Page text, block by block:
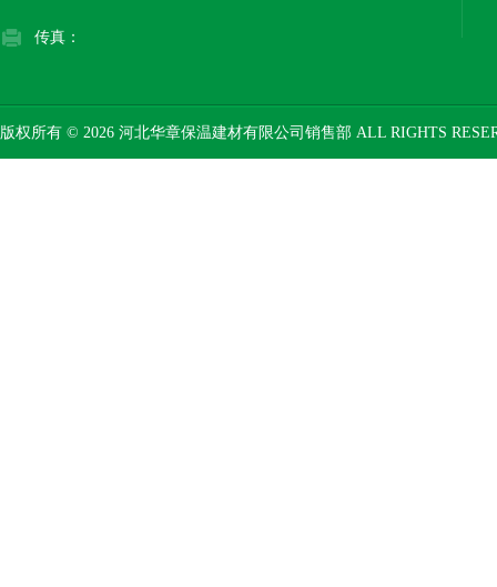
传真：
版权所有 © 2026 河北华章保温建材有限公司销售部 ALL RIGHTS